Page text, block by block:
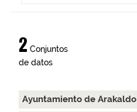
2 Conjuntos
de datos
Ayuntamiento de Arakaldo